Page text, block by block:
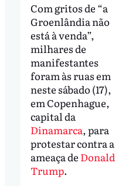
Com gritos de “a
Groenlândia não
está à venda”,
milhares de
manifestantes
foram às ruas em
neste sábado (17),
em Copenhague,
capital da
Dinamarca, para
protestar contra a
ameaça de Donald
Trump.